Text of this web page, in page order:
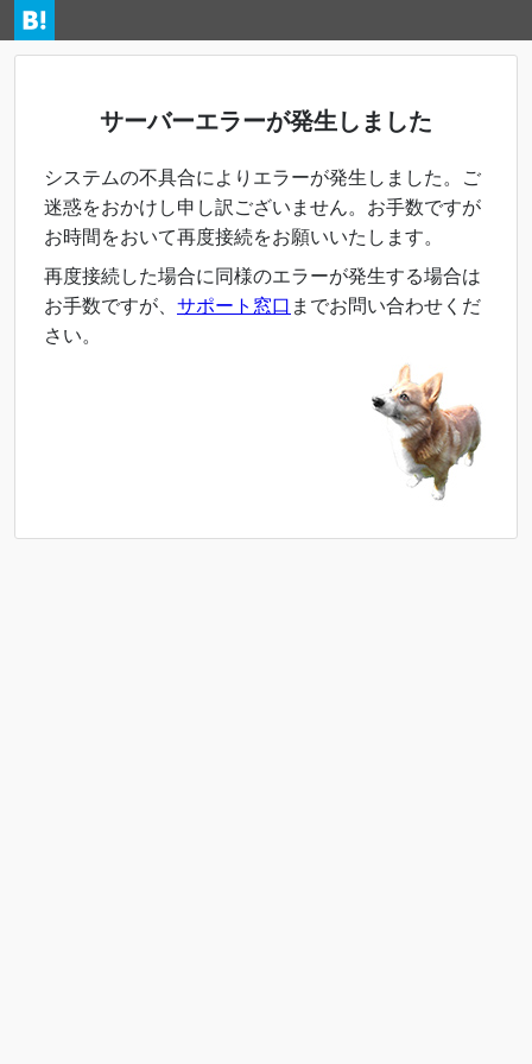
サーバーエラーが発生しました
システムの不具合によりエラーが発生しました。ご
迷惑をおかけし申し訳ございません。お手数ですが
お時間をおいて再度接続をお願いいたします。
再度接続した場合に同様のエラーが発生する場合は
お手数ですが、 サポート窓口 までお問い合わせくだ
さい。